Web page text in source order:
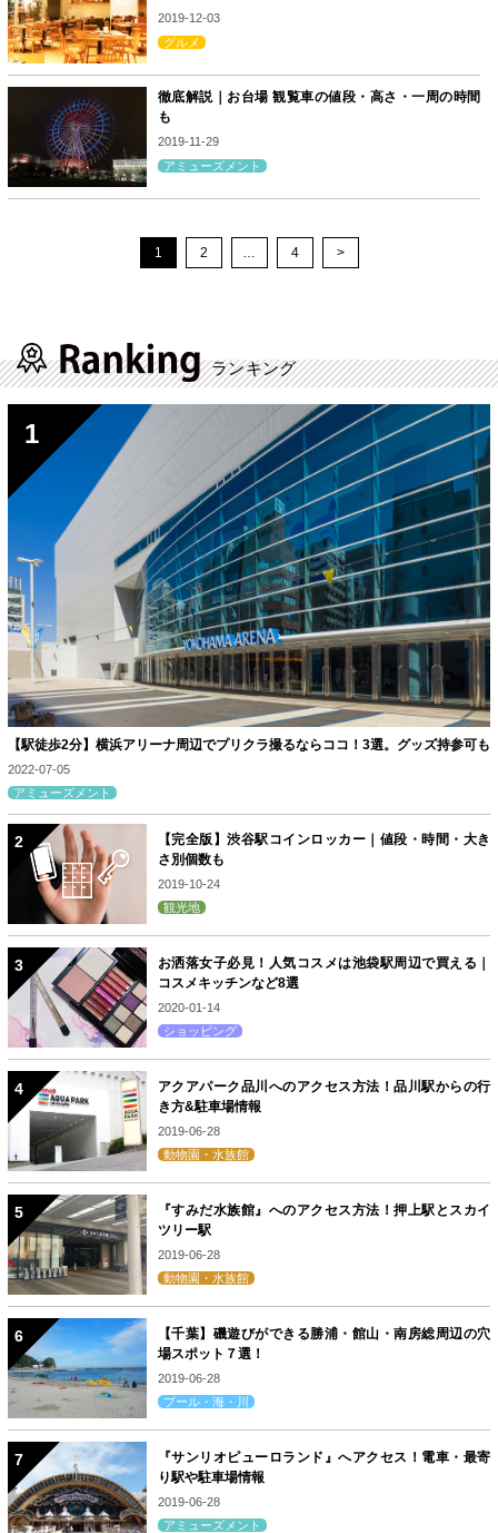
2019-12-03
グルメ
徹底解説｜お台場 観覧車の値段・高さ・一周の時間
も
2019-11-29
アミューズメント
1 2 … 4 >
ランキング
【駅徒歩2分】横浜アリーナ周辺でプリクラ撮るならココ！3選。グッズ持参可も
2022-07-05
アミューズメント
【完全版】渋谷駅コインロッカー｜値段・時間・大き
さ別個数も
2019-10-24
観光地
お洒落女子必見！人気コスメは池袋駅周辺で買える｜
コスメキッチンなど8選
2020-01-14
ショッピング
アクアパーク品川へのアクセス方法！品川駅からの行
き方&駐車場情報
2019-06-28
動物園・水族館
『すみだ水族館』へのアクセス方法！押上駅とスカイ
ツリー駅
2019-06-28
動物園・水族館
【千葉】磯遊びができる勝浦・館山・南房総周辺の穴
場スポット７選！
2019-06-28
プール・海・川
『サンリオピューロランド』へアクセス！電車・最寄
り駅や駐車場情報
2019-06-28
アミューズメント